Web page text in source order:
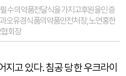
수의약품전달식을가지고후원을인증
오유경식품의약품안전처장,노연홍한
회장
고 있다. 침공 당한 우크라이